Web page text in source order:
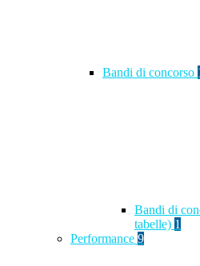
Bandi di concorso
Bandi di
tabelle) 1
Performance 9